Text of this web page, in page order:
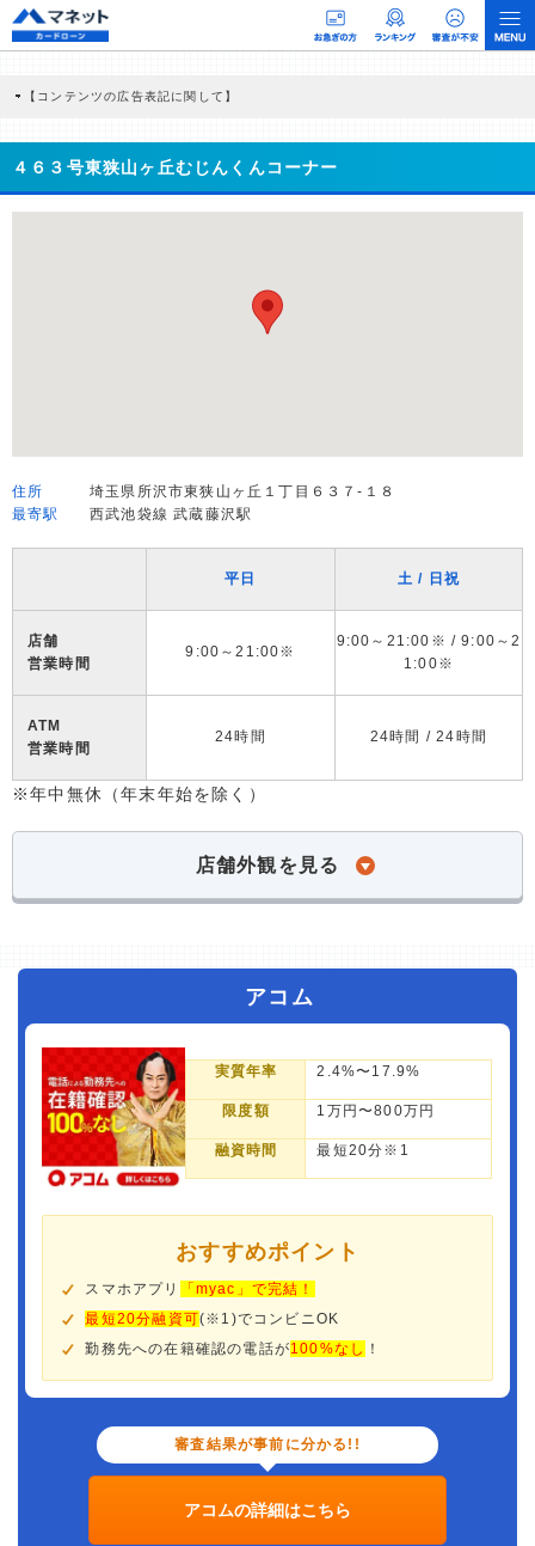
【コンテンツの広告表記に関して】
商品を根拠なくPRするものではなく、当編集部の調査／ユーザーへの口コミ収集な
どに基づき、公平性を担保した情報提供を行っています。
>提携企業一覧
４６３号東狭山ヶ丘むじんくんコーナー
住所
埼玉県所沢市東狭山ヶ丘１丁目６３７-１８
最寄駅
西武池袋線 武蔵藤沢駅
平日 土 / 日祝
店舗
営業時間
9:00～21:00※
9:00～21:00※ / 9:00～2
1:00※
ATM
営業時間
24時間 24時間 / 24時間
※年中無休（年末年始を除く）
店舗外観を見る
アコム
実質年率 2.4%〜17.9%
限度額 1万円〜800万円
融資時間 最短20分※1
おすすめポイント
スマホアプリ
「myac」で完結！
最短20分融資可(※1)でコンビニOK
勤務先への在籍確認の電話が100%なし ！
審査結果が事前に分かる!!
アコムの詳細はこちら